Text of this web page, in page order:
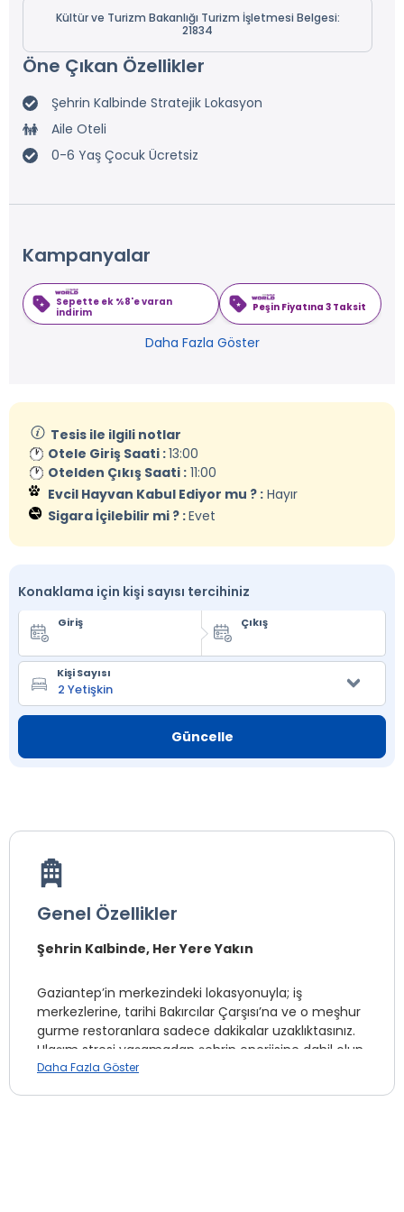
Kültür ve Turizm Bakanlığı Turizm İşletmesi Belgesi:
21834
Öne Çıkan Özellikler
Şehrin Kalbinde Stratejik Lokasyon
Aile Oteli
0-6 Yaş Çocuk Ücretsiz
Kampanyalar
Sepette ek %8'e varan
indirim
Peşin Fiyatına 3 Taksit
Daha Fazla Göster
Tesis ile ilgili notlar
Otele Giriş Saati :13:00
Otelden Çıkış Saati : 11:00
Evcil Hayvan Kabul Ediyor mu ? : Hayır
Sigara İçilebilir mi ? :Evet
Konaklama için kişi sayısı tercihiniz
Giriş Çıkış
Kişi Sayısı
Güncelle
Genel Özellikler
Şehrin Kalbinde, Her Yere Yakın
Gaziantep’in merkezindeki lokasyonuyla; iş
merkezlerine, tarihi Bakırcılar Çarşısı’na ve o meşhur
gurme restoranlara sadece dakikalar uzaklıktasınız.
Ulaşım stresi yaşamadan şehrin enerjisine dahil olun.
Otelimiz şehrin tam merkezinde bulunmakta
Daha Fazla Göster